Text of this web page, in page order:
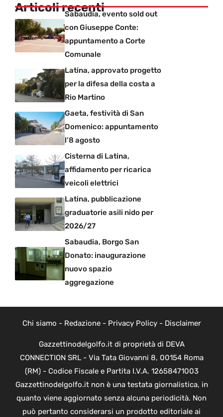
Articoli recentiSabaudia, evento sold out
con Giuseppe Conte:
appuntamento a Corte
Comunale
Latina, approvato progetto
per la difesa della costa a
Rio Martino
Gaeta, festività di San
Domenico: appuntamento
l’8 agosto
Cisterna di Latina,
affidamento per ricarica
veicoli elettrici
Latina, pubblicazione
graduatorie asili nido per
2026/27
Sabaudia, Borgo San
Donato: inaugurazione
nuovo spazio
aggregazione
Chi siamo - Redazione- Privacy Policy- Disclaimer
Gazzettinodelgolfo.it di proprietà di DEVA
CONNECTION SRL - Via Tata Giovanni 8, 00154 Roma
(RM) - Codice Fiscale e Partita I.V.A. 12658471003
Gazzettinodelgolfo.it non è una testata giornalistica, in
quanto viene aggiornato senza alcuna periodicità. Non
può pertanto considerarsi un prodotto editoriale ai